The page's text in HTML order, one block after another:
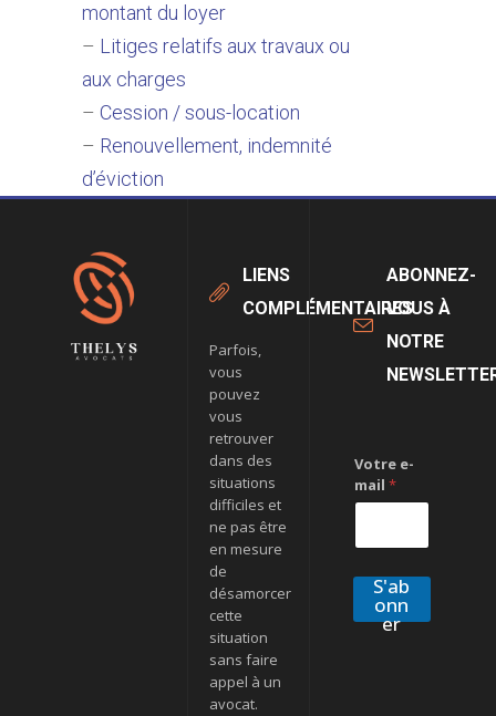
montant du loyer
– Litiges relatifs aux travaux ou
aux charges
– Cession / sous-location
– Renouvellement, indemnité
d’éviction
LIENS
COMPLÉMENTAIRES
Parfois,
vous
pouvez
vous
retrouver
dans des
situations
difficiles et
ne pas être
en mesure
de
désamorcer
cette
situation
sans faire
appel à un
avocat.
ABONNEZ-
VOUS À
NOTRE
Votre e-
mail *
S'ab
onn
er